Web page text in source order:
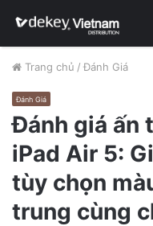
Trang chủ / Đánh Giá
Đánh Giá
Đánh giá ấn
iPad Air 5:
tùy chọn
trung cùng